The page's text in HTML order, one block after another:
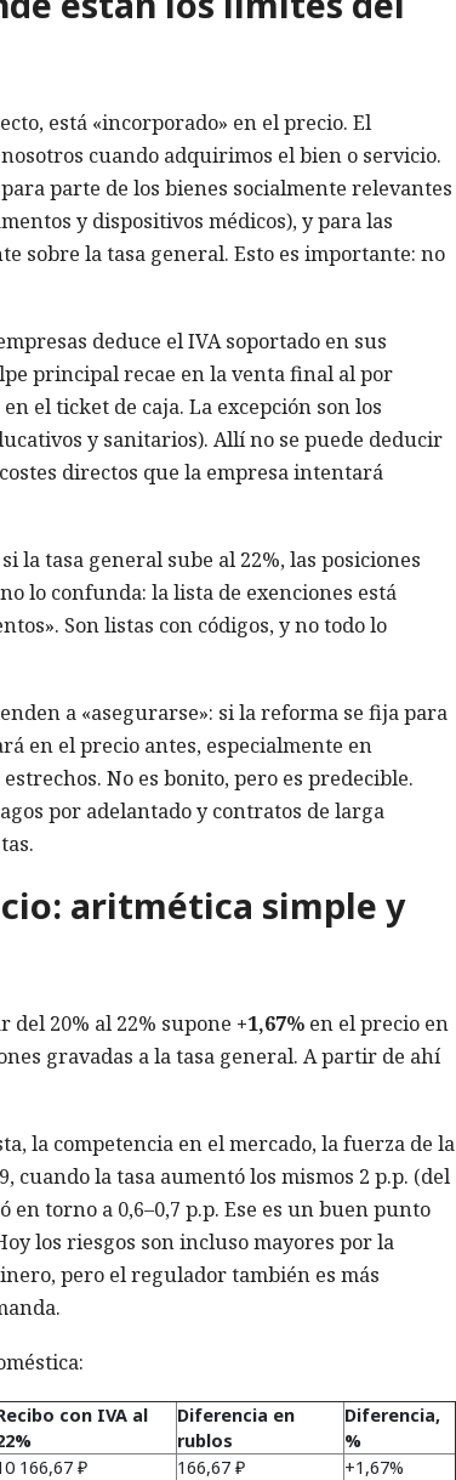
está «incorporado» en el precio. El
cuando adquirimos el bien o servicio.
parte de los bienes socialmente relevantes
y dispositivos médicos), y para las
sobre la tasa general. Esto es importante: no
deduce el IVA soportado en sus
principal recae en la venta final al por
el ticket de caja. La excepción son los
y sanitarios). Allí no se puede deducir
directos que la empresa intentará
la tasa general sube al 22%, las posiciones
lo confunda: la lista de exenciones está
Son listas con códigos, y no todo lo
a «asegurarse»: si la reforma se fija para
en el precio antes, especialmente en
No es bonito, pero es predecible.
por adelantado y contratos de larga
aritmética simple y
del 20% al 22% supone +1,67% en el precio en
gravadas a la tasa general. A partir de ahí
la competencia en el mercado, la fuerza de la
cuando la tasa aumentó los mismos 2 p.p. (del
torno a 0,6–0,7 p.p. Ese es un buen punto
los riesgos son incluso mayores por la
pero el regulador también es más
con IVA al
Diferencia en
rublos
Diferencia,
%
166,67 ₽ 166,67 ₽
+1,67%